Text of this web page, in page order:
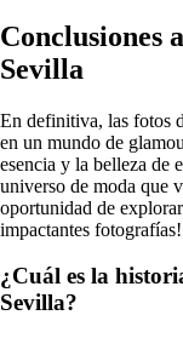
Conclusiones
Sevilla
En definitiva, las fotos
en un mundo de
esencia y la belleza de
universo de moda que
oportunidad de
impactantes fotografías!
¿Cuál es la
Sevilla?